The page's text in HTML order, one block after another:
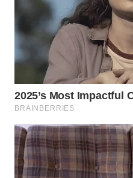
NIAS
WN
LANGKAT
WN
TAPANULI
SELATAN
WN